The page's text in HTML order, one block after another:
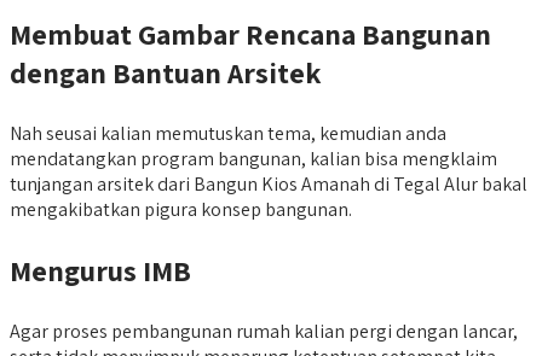
Membuat Gambar Rencana Bangunan
dengan Bantuan Arsitek
Nah seusai kalian memutuskan tema, kemudian anda
mendatangkan program bangunan, kalian bisa mengklaim
tunjangan arsitek dari Bangun Kios Amanah di Tegal Alur bakal
mengakibatkan pigura konsep bangunan.
Mengurus IMB
Agar proses pembangunan rumah kalian pergi dengan lancar,